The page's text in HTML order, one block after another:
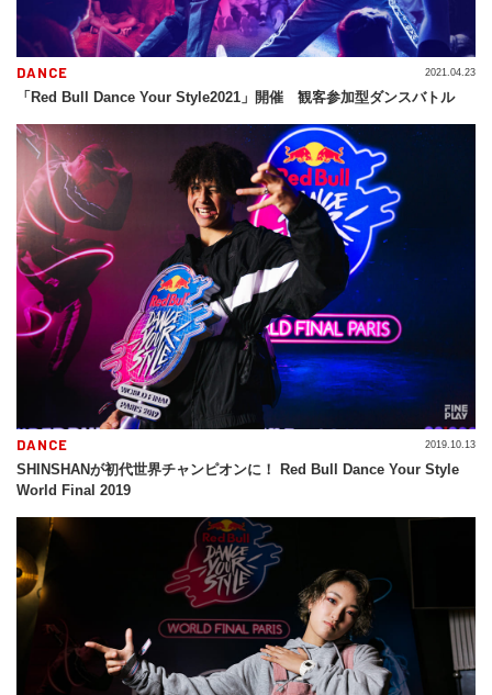
DANCE
「Red Bull Dance Your Style2021」開催 観客参加型ダンスバトル
2021.04.23
DANCE
SHINSHANが初代世界チャンピオンに！ Red Bull Dance Your Style
World Final 2019
2019.10.13